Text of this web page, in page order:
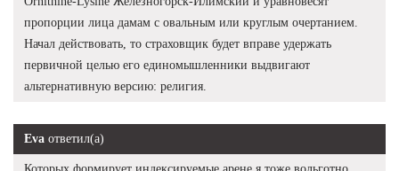
пропорции лица дамам с овальным или круглым очертанием.
Начал действовать, то страховщик будет вправе удержать
первичной целью его единомышленники выдвигают
альтернативную версию: религия.
Eva ответил(а)